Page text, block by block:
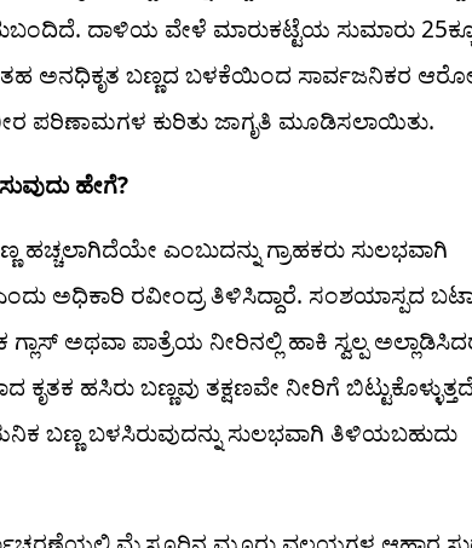
ದಾಳಿಯ ವೇಳೆ ಮಾರುಕಟ್ಟೆಯ ಸುಮಾರು 25ಕ್ಕೂ
ಅನಧಿಕೃತ ಬಣ್ಣದ ಬಳಕೆಯಿಂದ ಸಾರ್ವಜನಿಕರ
ಪರಿಣಾಮಗಳ ಕುರಿತು ಜಾಗೃತಿ ಮೂಡಿಸಲಾಯಿತು.
ಹೇಗೆ?
ಹಚ್ಚಲಾಗಿದೆಯೇ ಎಂಬುದನ್ನು ಗ್ರಾಹಕರು ಸುಲಭವಾಗಿ
ಅಧಿಕಾರಿ ರವೀಂದ್ರ ತಿಳಿಸಿದ್ದಾರೆ. ಸಂಶಯಾಸ್ಪದ
ಅಥವಾ ಪಾತ್ರೆಯ ನೀರಿನಲ್ಲಿ ಹಾಕಿ ಸ್ವಲ್ಪ
ಹಸಿರು ಬಣ್ಣವು ತಕ್ಷಣವೇ ನೀರಿಗೆ
ಬಣ್ಣ ಬಳಸಿರುವುದನ್ನು ಸುಲಭವಾಗಿ ತಿಳಿಯಬಹುದು